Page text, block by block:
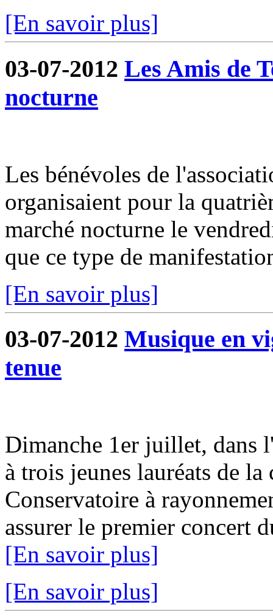
[En savoir plus]
03-07-2012 Les Amis de
nocturne
Les bénévoles de
organisaient pour la
marché nocturne le
que ce type de
[En savoir plus]
03-07-2012 Musique en
tenue
Dimanche 1er juillet, dans
à trois jeunes lauréats de
Conservatoire à
assurer le premier concert
[En savoir plus]
[En savoir plus]